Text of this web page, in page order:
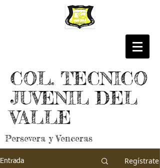
COL. TECNICO
JUVENIL DEL
VALLE
Persevera y Venceras
Entrada Regístrate